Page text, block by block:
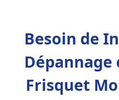
Besoin de
Dépannage
Frisquet